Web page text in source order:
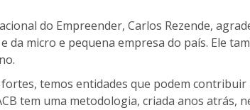
do Empreender, Carlos Rezende,
da micro e pequena empresa do país. Ele
temos entidades que podem
tem uma metodologia, criada anos atrás,